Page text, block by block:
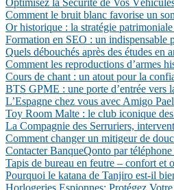
Optimisez la Sécurité de Vos
Comment le bruit blanc favorise un
Or historique : la stratégie
Formation en SEO : un indispensable
Quels débouchés après des études en
Comment les reproductions d’armes
Cours de chant : un atout pour la
BTS GPME : une porte d’entrée vers
L’Espagne chez vous avec Amigo
Toy Room Malte : le club iconique
La Compagnie des Serruriers,
Comment changer un mitigeur de
Contacter BanqueQonto par
Tapis de bureau en feutre – confort et
Pourquoi le katana de Tanjiro est-il
Horlogeries Espionnes: Protégez